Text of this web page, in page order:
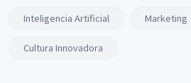
Inteligencia Artificial Marketing
Cultura Innovadora